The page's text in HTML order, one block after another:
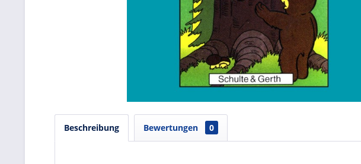
Beschreibung Bewertungen 0